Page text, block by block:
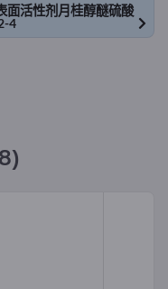
面活性剂月桂醇醚硫酸
4